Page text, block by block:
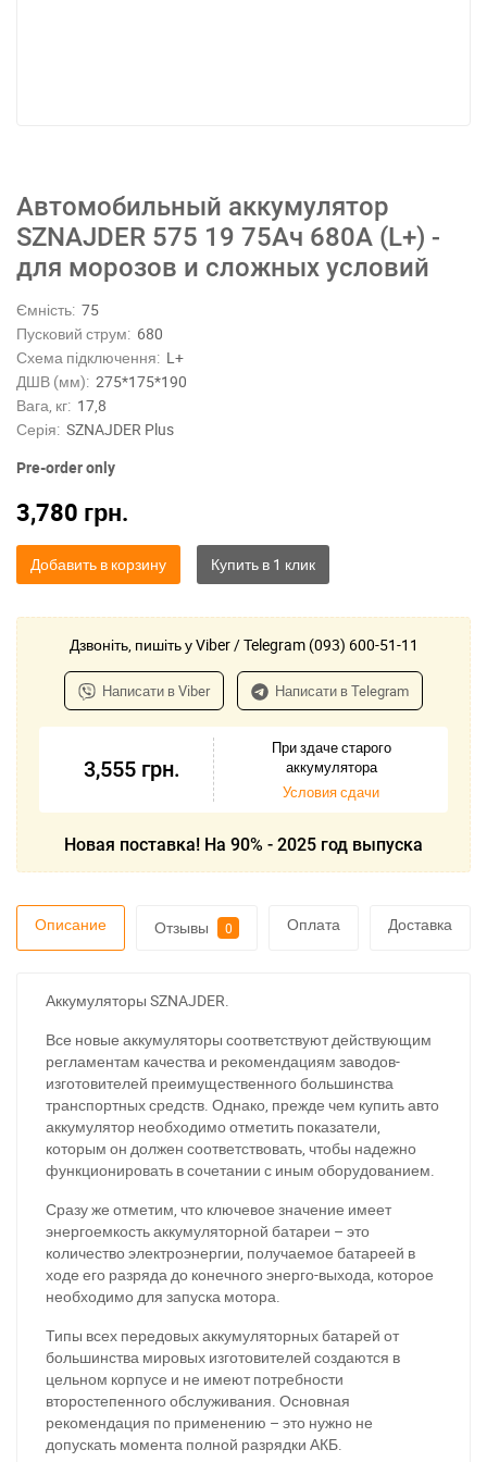
Автомобильный аккумулятор
SZNAJDER 575 19 75Ач 680А (L+) -
для морозов и сложных условий
Ємність: 75
Пусковий струм: 680
Схема підключення: L+
ДШВ (мм): 275*175*190
Вага, кг: 17,8
Серія: SZNAJDER Plus
Pre-order only
3,780 грн.
Добавить в корзину
Дзвоніть, пишіть у Viber / Telegram (093) 600-51-11
Написати в Viber Написати в Telegram
3,555 грн.
При здаче старого
аккумулятора
Условия сдачи
Новая поставка! На 90% - 2025 год выпуска
Описание Отзывы 0 Оплата Доставка
Аккумуляторы SZNAJDER.
Все новые аккумуляторы соответствуют действующим
регламентам качества и рекомендациям заводов-
изготовителей преимущественного большинства
транспортных средств. Однако, прежде чем купить авто
аккумулятор необходимо отметить показатели,
которым он должен соответствовать, чтобы надежно
функционировать в сочетании с иным оборудованием.
Сразу же отметим, что ключевое значение имеет
энергоемкость аккумуляторной батареи – это
количество электроэнергии, получаемое батареей в
ходе его разряда до конечного энерго-выхода, которое
необходимо для запуска мотора.
Типы всех передовых аккумуляторных батарей от
большинства мировых изготовителей создаются в
цельном корпусе и не имеют потребности
второстепенного обслуживания. Основная
рекомендация по применению – это нужно не
допускать момента полной разрядки АКБ.